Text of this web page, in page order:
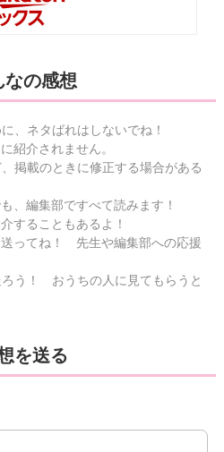
なの感想
、ネタばれはしないでね！
紹介されません。
掲載のときに修正する場合がある
、編集部ですべて読みます！
することもあるよ！
ってね！ 先生や編集部への応援
う！ おうちの人に見てもらうと
を送る